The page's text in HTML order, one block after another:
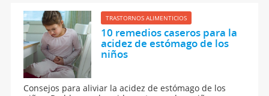
TRASTORNOS ALIMENTICIOS
10 remedios caseros para la
acidez de estómago de los
niños
Consejos para aliviar la acidez de estómago de los